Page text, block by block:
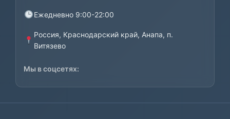
Ежедневно 9:00-22:00
Россия, Краснодарский край, Анапа, п.
Витязево
Мы в соцсетях: